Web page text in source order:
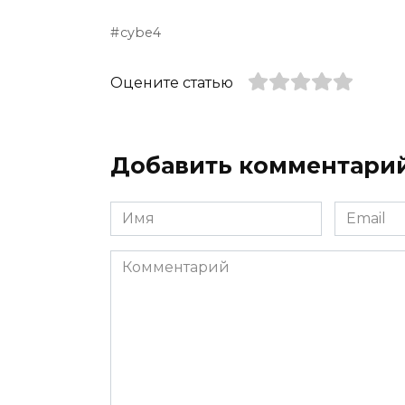
cybe4
Оцените статью
Добавить
Имя
*
Email
*
Комментарий